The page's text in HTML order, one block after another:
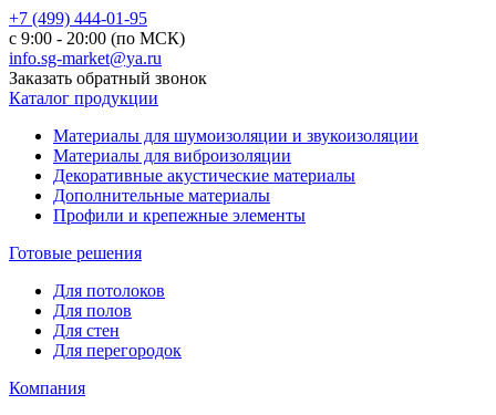
+7 (499) 444-01-95
с 9:00 - 20:00 (по МСК)
info.sg-market@ya.ru
Заказать обратный звонок
Каталог продукции
Материалы для шумоизоляции и звукоизоляции
Материалы для виброизоляции
Декоративные акустические материалы
Дополнительные материалы
Профили и крепежные элементы
Готовые решения
Для потолоков
Для полов
Для стен
Для перегородок
Компания